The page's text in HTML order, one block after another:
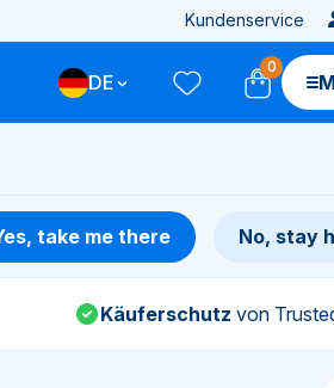
Kundenservice
DE
0
take me there No, stay
Käuferschutz von